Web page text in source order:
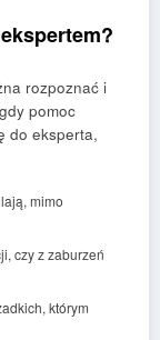
rozpoznać i
pomoc
do eksperta,
mimo
czy z zaburzeń
którym